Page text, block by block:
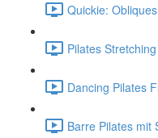
Quickie:
Pilates
Dancing Pilates
Barre Pilates mit